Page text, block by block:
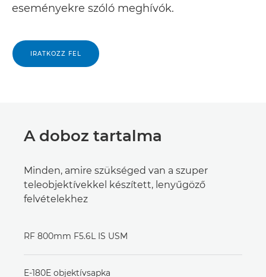
eseményekre szóló meghívók.
IRATKOZZ FEL
A doboz tartalma
Minden, amire szükséged van a szuper
teleobjektívekkel készített, lenyűgöző
felvételekhez
RF 800mm F5.6L IS USM
E-180E objektívsapka